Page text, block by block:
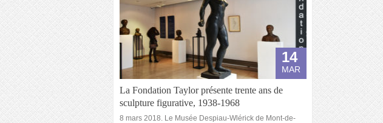
14
MAR
La Fondation Taylor présente trente ans de
sculpture figurative, 1938-1968
8 mars 2018. Le Musée Despiau-Wlérick de Mont-de-